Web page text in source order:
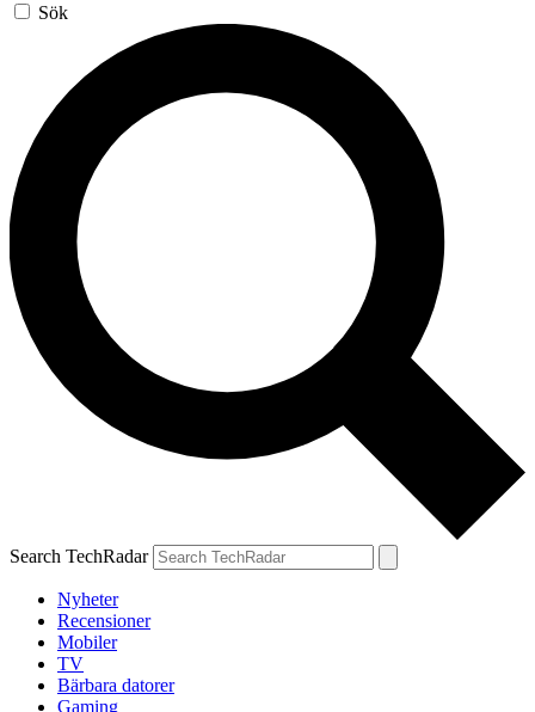
Sök
Search TechRadar
Nyheter
Recensioner
Mobiler
TV
Bärbara datorer
Gaming